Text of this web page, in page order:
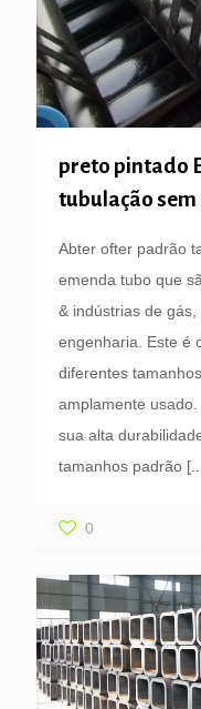
preto pintado
tubulação sem
Abter ofter padrão
emenda tubo que
& indústrias de
engenharia. Este é
diferentes
amplamente
sua alta
tamanhos padrão
0